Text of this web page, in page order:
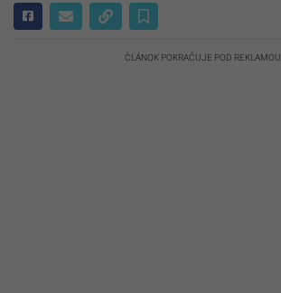
ČLÁNOK POKRAČUJE POD REKLAMOU